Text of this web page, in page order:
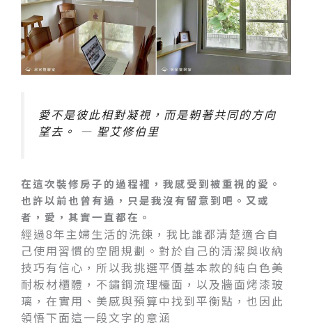
愛不是彼此相對凝視，而是朝著共同的方向
望去。 — 聖艾修伯里
在這次裝修房子的過程裡，我感受到被重視的愛。
也許以前也曾有過，只是我沒有留意到吧。又或
者，愛，其實一直都在。
經過8年主婦生活的洗鍊，我比誰都清楚適合自
己使用習慣的空間規劃。對於自己的清潔與收納
技巧有信心，所以我挑選平價基本款的純白色美
耐板材櫃體，不鏽鋼流理檯面，以及牆面烤漆玻
璃，在實用、美感與預算中找到平衡點，也因此
領悟下面這一段文字的意涵